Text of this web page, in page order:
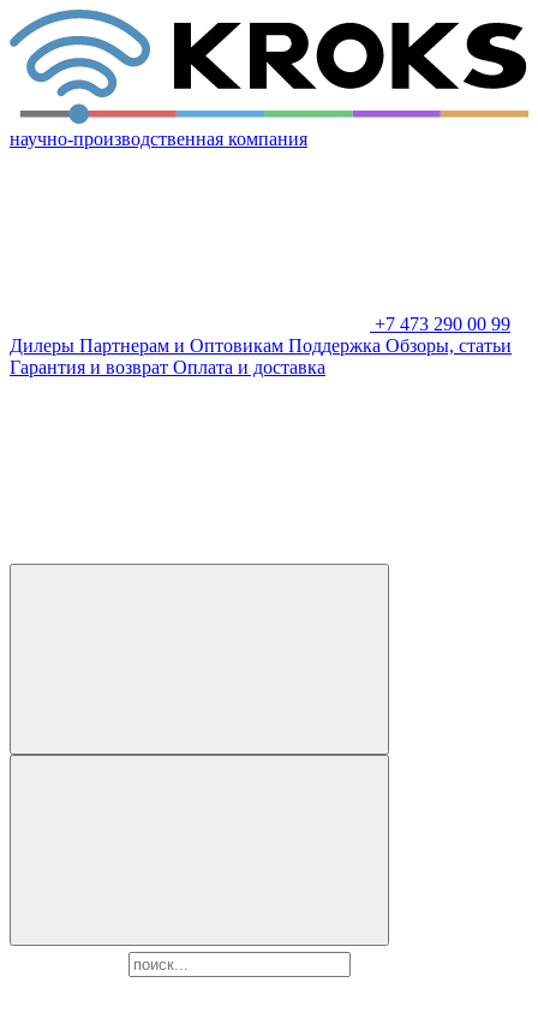
научно-производственная компания
+7 473 290 00 99
Дилеры Партнерам и Оптовикам Поддержка Обзоры, статьи
Гарантия и возврат Оплата и доставка